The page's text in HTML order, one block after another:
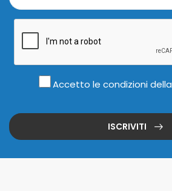
Accetto le condizioni della
ISCRIVITI